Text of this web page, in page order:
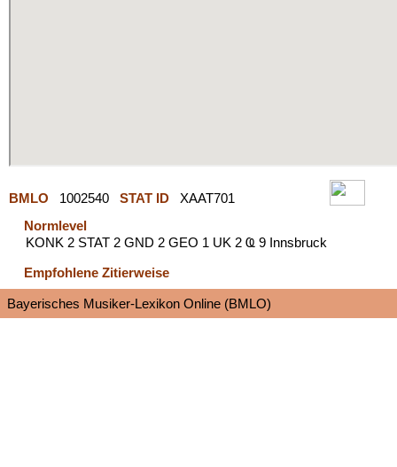
BMLO 1002540 STAT ID
XAAT701
Normlevel
KONK 2 STAT 2 GND 2 GEO 1 UK 2 Ҩ 9 Innsbruck
Empfohlene Zitierweise
Bayerisches Musiker-Lexikon Online (BMLO)